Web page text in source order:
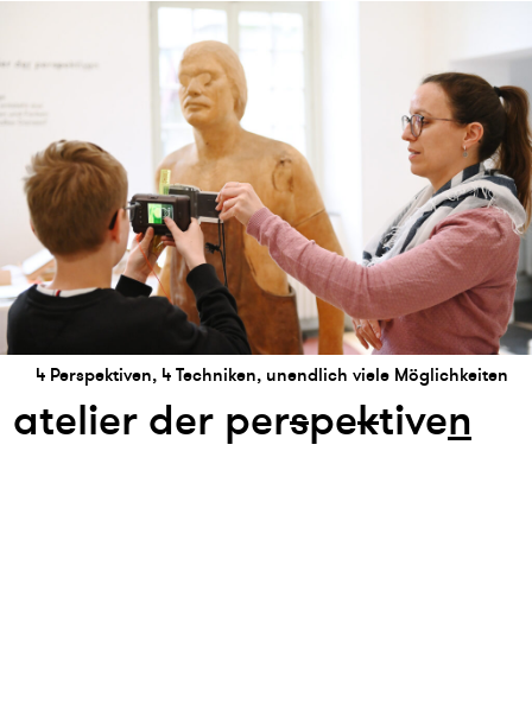
4 Perspektiven, 4 Techniken, unendlich viele Möglichkeiten
atelier der perspektiven